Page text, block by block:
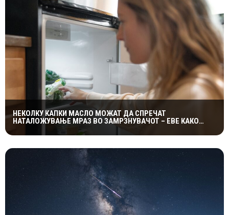
НЕКОЛКУ КАПКИ МАСЛО МОЖАТ ДА СПРЕЧАТ
НАТАЛОЖУВАЊЕ МРАЗ ВО ЗАМРЗНУВАЧОТ – ЕВЕ КАКО
ФУНКЦИОНИРА ЕДНОСТАВНИОТ ТРИК